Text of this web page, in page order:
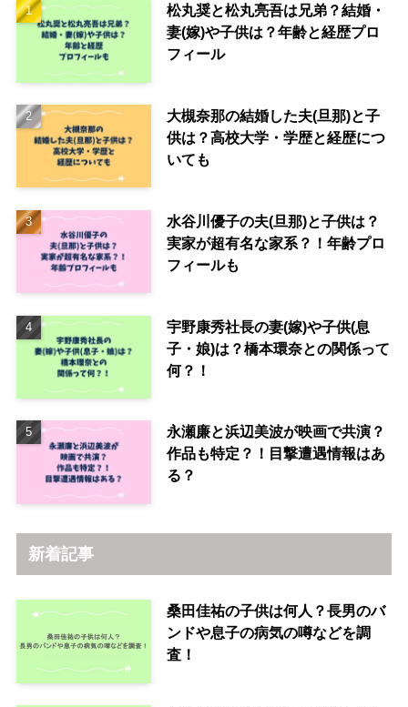
松丸奨と松丸亮吾は兄弟？結婚・
妻(嫁)や子供は？年齢と経歴プロ
フィール
大槻奈那の結婚した夫(旦那)と子
供は？高校大学・学歴と経歴につ
いても
水谷川優子の夫(旦那)と子供は？
実家が超有名な家系？！年齢プロ
フィールも
宇野康秀社長の妻(嫁)や子供(息
子・娘)は？橋本環奈との関係って
何？！
永瀬廉と浜辺美波が映画で共演？
作品も特定？！目撃遭遇情報はあ
る？
新着記事
桑田佳祐の子供は何人？長男のバ
ンドや息子の病気の噂などを調
査！